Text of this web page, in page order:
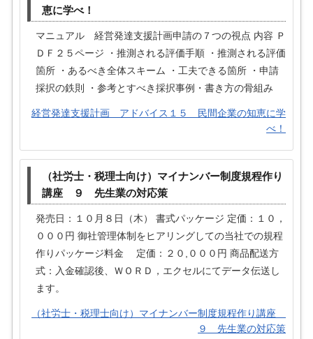
恵に学べ！
マニュアル 経営発達支援計画申請の７つの視点 内容 Ｐ
ＤＦ２５ページ ・推測される評価手順 ・推測される評価
箇所 ・あるべき全体スキーム ・工夫できる箇所 ・申請
採択の鉄則 ・参考とすべき採択事例・書き方の骨組み
経営発達支援計画 アドバイス１５ 民間企業の知恵に学
べ！
（社労士・税理士向け）マイナンバー制度規程作り
講座 ９ 先生業の対応策
発売日：１０月８日（木） 書式パッケージ 定価：１０，
０００円 御社管理体制をヒアリングしての当社での規程
作りパッケージ料金 定価：２０,０００円 商品配送方
式：入金確認後、ＷＯＲＤ，エクセルにてデータ伝送し
ます。
（社労士・税理士向け）マイナンバー制度規程作り講座
９ 先生業の対応策